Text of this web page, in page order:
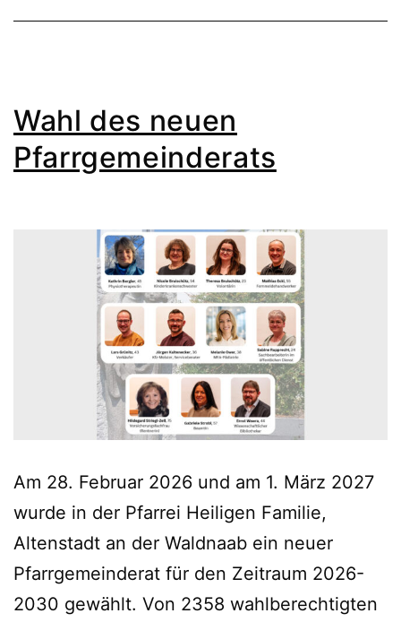
Wahl des neuen
Pfarrgemeinderats
Am 28. Februar 2026 und am 1. März 2027
wurde in der Pfarrei Heiligen Familie,
Altenstadt an der Waldnaab ein neuer
Pfarrgemeinderat für den Zeitraum 2026-
2030 gewählt. Von 2358 wahlberechtigten